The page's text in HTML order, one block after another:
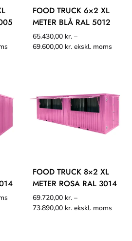
FOOD TRUCK 6×2 XL
METER BLÅ RAL 5012
65.430,00 kr. –
69.600,00 kr. ekskl. moms
FOOD TRUCK 8×2 XL
METER ROSA RAL 3014
69.720,00 kr. –
73.890,00 kr. ekskl. moms